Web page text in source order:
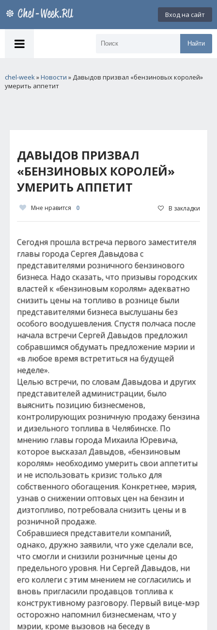
Вход на сайт
Найти
chel-week»Новости » Давыдов призвал «бензиновых королей»
умерить аппетит
ДАВЫДОВ ПРИЗВАЛ
«БЕНЗИНОВЫХ КОРОЛЕЙ»
УМЕРИТЬ АППЕТИТ
Мне нравится 0 В закладки
Сегодня прошла встреча первого заместителя
главы города Сергея Давыдова с
представителями розничного бензинового
бизнеса. Надо сказать, что призывы городских
властей к «бензиновым королям» адекватно
снизить цены на топливо в рознице были
представителями бизнеса выслушаны без
особого воодушевления. Спустя полчаса после
начала встречи Сергей Давыдов предложил
собравшимся обдумать предложение мэрии и
«в любое время встретиться на будущей
неделе».
Целью встречи, по словам Давыдова и других
представителей администрации, было
выяснить позицию бизнесменов,
контролирующих розничную продажу бензина
и дизельного топлива в Челябинске. По
мнению главы города Михаила Юревича,
которое высказал Давыдов, «бензиновым
королям» необходимо умерить свои аппетиты
и не использовать кризис только для
собственного обогащения. Конкретнее, мэрия,
узнав о снижении оптовых цен на бензин и
дизтопливо, потребовала снизить цены и в
розничной продаже.
Собравшиеся представители компаний,
однако, дружно заявили, что уже сделали все,
что смогли и снизили розничные цены до
предельного уровня. Ни Сергей Давыдов, ни
его коллеги с этим мнением не согласились и
вновь пригласили продавцов топлива к
конструктивному разговору. Первый вице-мэр
осторожно напомнил бизнесменам, что у
мэрии, кроме вызовов на беседу в